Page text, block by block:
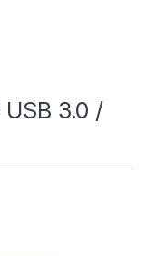
USB 3.0 /